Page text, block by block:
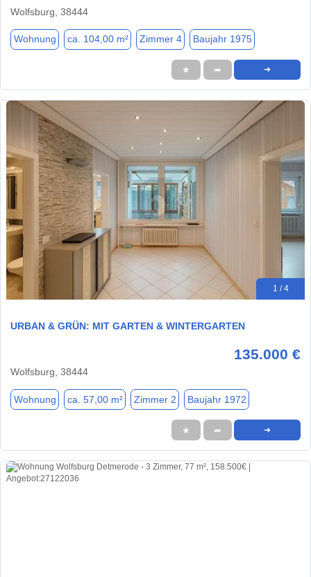
Wolfsburg, 38444
Wohnung ca. 104,00 m² Zimmer 4 Baujahr 1975
★ ➦ ➜
1 / 4
URBAN & GRÜN: MIT GARTEN & WINTERGARTEN
135.000 €
Wolfsburg, 38444
Wohnung ca. 57,00 m² Zimmer 2 Baujahr 1972
★ ➦ ➜